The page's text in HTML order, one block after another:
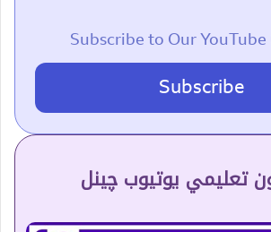
Subscribe to Our
Subscribe
تعلیمي یوتیوب چینل